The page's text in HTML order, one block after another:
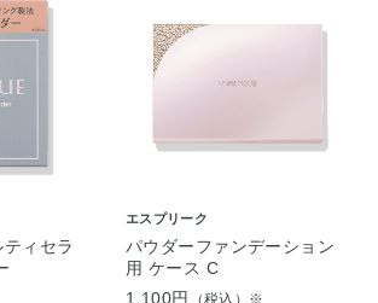
ティセラ
エスプリーク
パウダーファンデーション
用 ケース C
1,100円
（税込）※